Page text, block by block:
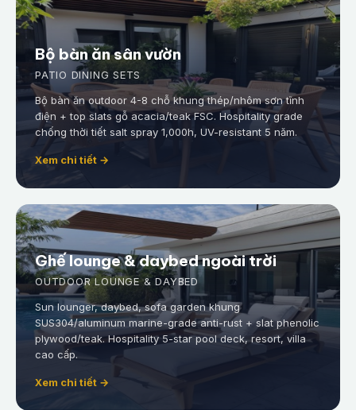
Bộ bàn ăn sân vườn
PATIO DINING SETS
Bộ bàn ăn outdoor 4-8 chỗ khung thép/nhôm sơn tĩnh
điện + top slats gỗ acacia/teak FSC. Hospitality grade
chống thời tiết salt spray 1,000h, UV-resistant 5 năm.
Xem chi tiết →
Ghế lounge & daybed ngoài trời
OUTDOOR LOUNGE & DAYBED
Sun lounger, daybed, sofa garden khung
SUS304/aluminum marine-grade anti-rust + slat phenolic
plywood/teak. Hospitality 5-star pool deck, resort, villa
cao cấp.
Xem chi tiết →